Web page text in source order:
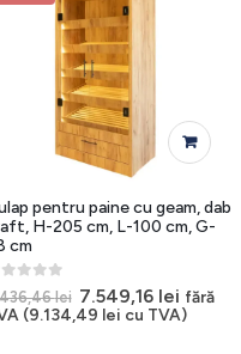
pentru paine cu geam, dab
H-205 cm, L-100 cm, G-
cm
of 5 lei Prețul
inițial
7.549,16 lei Prețul
curent
fără
(9.134,49 lei cu TVA)